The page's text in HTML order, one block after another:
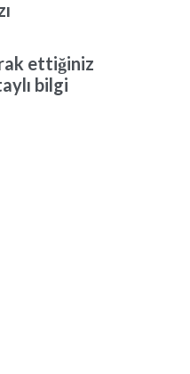
ettiğiniz
bilgi